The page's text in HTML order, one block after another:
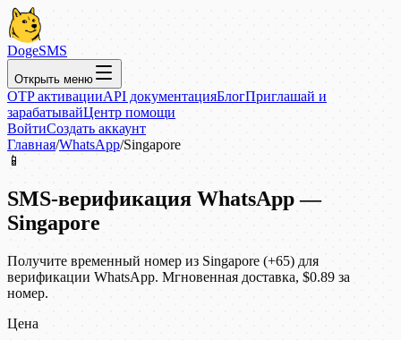
DogeSMS
Открыть меню
OTP активацииAPI документацияБлогПриглашай и
зарабатывайЦентр помощи
ВойтиСоздать аккаунт
Главная/WhatsApp/Singapore
📱
SMS-верификация WhatsApp —
Singapore
Получите временный номер из Singapore (+65) для
верификации WhatsApp. Мгновенная доставка, $0.89 за
номер.
Цена